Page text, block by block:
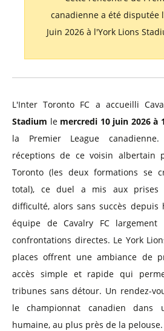
canadienne a été disputée
Juin 2026 à l'York Lions
L'Inter Toronto FC a accueilli
Stadium le mercredi 10 juin 2026 à
la Premier League
réceptions de ce voisin albertain
Toronto (les deux formations se
total), ce duel a mis aux
difficulté, alors sans succès
équipe de Cavalry FC largement
confrontations directes. Le York
places offrent une ambiance de
accès simple et rapide qui
tribunes sans détour. Un rendez-
le championnat canadien dans
humaine, au plus près de la pelouse.